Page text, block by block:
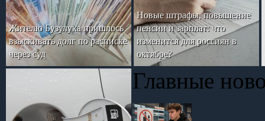
Жителю Бузулука пришлось
взыскивать долг по расписке
через суд
Новые штрафы, повышение
пенсии и зарплат: что
изменится для россиян в
октябре?
Главные